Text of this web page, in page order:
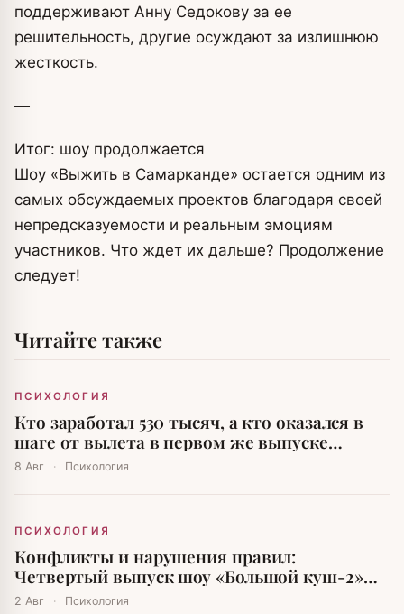
поддерживают Анну Седокову за ее
решительность, другие осуждают за излишнюю
жесткость.
—
Итог: шоу продолжается
Шоу «Выжить в Самарканде» остается одним из
самых обсуждаемых проектов благодаря своей
непредсказуемости и реальным эмоциям
участников. Что ждет их дальше? Продолжение
следует!
Читайте также
ПСИХОЛОГИЯ
Кто заработал 530 тысяч, а кто оказался в
шаге от вылета в первом же выпуске
«Выживальщики. Наследники-2»
8 Авг · Психология
ПСИХОЛОГИЯ
Конфликты и нарушения правил:
Четвертый выпуск шоу «Большой куш-2»
вызвал бурю эмоций
2 Авг · Психология